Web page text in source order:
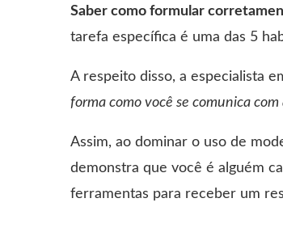
Saber como formular
tarefa específica é uma das 5
A respeito disso, a especialista
forma como você se comunica
Assim, ao dominar o uso de
demonstra que você é alguém
ferramentas para receber um